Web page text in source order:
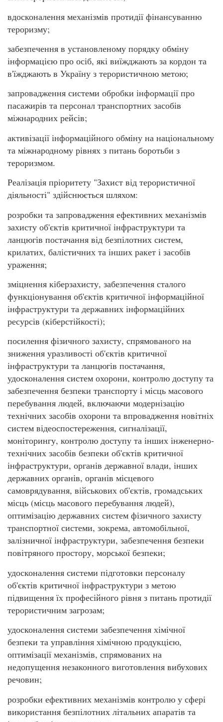
вдосконалення механізмів протидії фінансуванню
тероризму;
забезпечення в установленому порядку обміну
інформацією про осіб, які виїжджають за кордон та
в'їжджають в Україну з терористичною метою;
запровадження системи обробки інформації про
пасажирів та персонал транспортних засобів
міжнародних рейсів;
активізації інформаційного обміну на національному
та міжнародному рівнях з питань боротьби з
тероризмом.
Реалізація пріоритету "Захист від терористичної
діяльності" здійснюється шляхом:
розробки та запровадження ефективних механізмів
захисту об'єктів критичної інфраструктури та
ланцюгів постачання від безпілотних систем,
крилатих, балістичних та інших ракет і засобів
ураження;
зміцнення кіберзахисту, забезпечення сталого
функціонування об'єктів критичної інформаційної
інфраструктури та державних інформаційних
ресурсів (кіберстійкості);
посилення фізичного захисту, спрямованого на
зниження уразливості об'єктів критичної
інфраструктури та ланцюгів постачання,
удосконалення систем охорони, контролю доступу та
забезпечення безпеки транспорту і місць масового
перебування людей, включаючи модернізацію
технічних засобів охорони та впровадження новітніх
систем відеоспостереження, сигналізації,
моніторингу, контролю доступу та інших інженерно-
технічних засобів безпеки об'єктів критичної
інфраструктури, органів державної влади, інших
державних органів, органів місцевого
самоврядування, військових об'єктів, громадських
місць (місць масового перебування людей),
оптимізацію державних систем фізичного захисту
транспортної системи, зокрема, автомобільної,
залізничної інфраструктури, забезпечення безпеки
повітряного простору, морської безпеки;
удосконалення системи підготовки персоналу
об'єктів критичної інфраструктури з метою
підвищення їх професійного рівня з питань протидії
терористичним загрозам;
удосконалення системи забезпечення хімічної
безпеки та управління хімічною продукцією,
оптимізації механізмів, спрямованих на
недопущення незаконного виготовлення вибухових
речовин;
розробки ефективних механізмів контролю у сфері
використання безпілотних літальних апаратів та